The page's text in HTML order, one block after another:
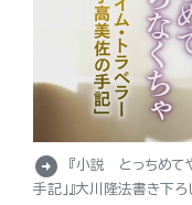
arrow_circle_right
『小説 とっちめて
手記」』大川隆法書き下ろ